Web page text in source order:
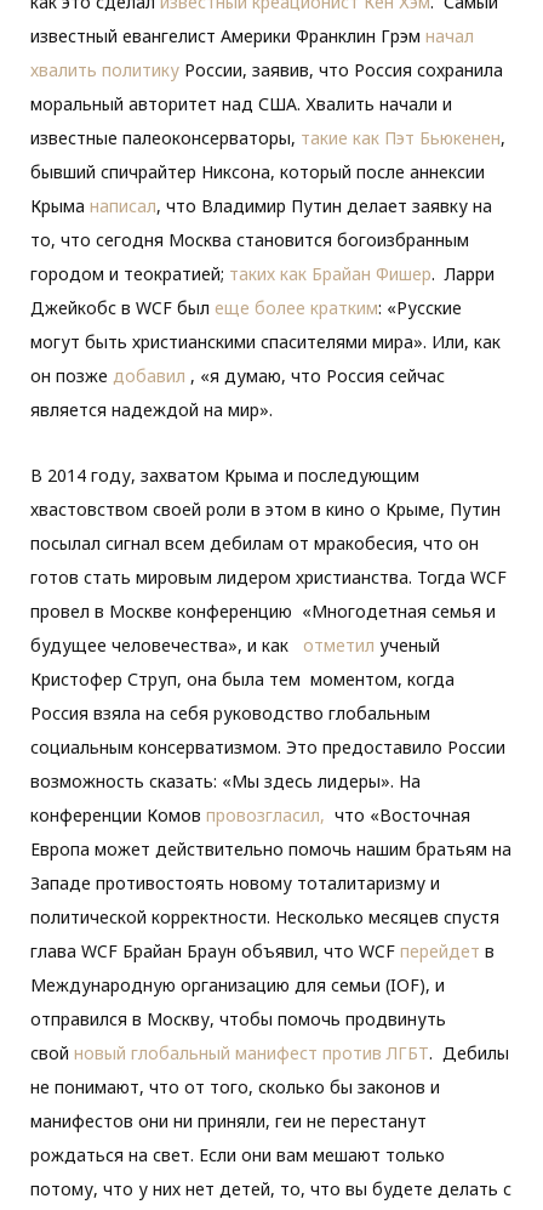
известный евангелист Америки Франклин Грэм начал
хвалить политику России, заявив, что Россия сохранила
моральный авторитет над США. Хвалить начали и
известные палеоконсерваторы, такие как Пэт Бьюкенен,
бывший спичрайтер Никсона, который после аннексии
Крыма написал, что Владимир Путин делает заявку на
то, что сегодня Москва становится богоизбранным
городом и теократией; таких как Брайан Фишер. Ларри
Джейкобс в WCF был еще более кратким: «Русские
могут быть христианскими спасителями мира». Или, как
он позже добавил , «я думаю, что Россия сейчас
является надеждой на мир».
В 2014 году, захватом Крыма и последующим
хвастовством своей роли в этом в кино о Крыме, Путин
посылал сигнал всем дебилам от мракобесия, что он
готов стать мировым лидером христианства. Тогда WCF
провел в Москве конференцию «Многодетная семья и
будущее человечества», и как отметил ученый
Кристофер Струп, она была тем моментом, когда
Россия взяла на себя руководство глобальным
социальным консерватизмом. Это предоставило России
возможность сказать: «Мы здесь лидеры». На
конференции Комов провозгласил, что «Восточная
Европа может действительно помочь нашим братьям на
Западе противостоять новому тоталитаризму и
политической корректности. Несколько месяцев спустя
глава WCF Брайан Браун объявил, что WCF перейдет в
Международную организацию для семьи (IOF), и
отправился в Москву, чтобы помочь продвинуть
свой новый глобальный манифест против ЛГБТ. Дебилы
не понимают, что от того, сколько бы законов и
манифестов они ни приняли, геи не перестанут
рождаться на свет. Если они вам мешают только
потому, что у них нет детей, то, что вы будете делать с